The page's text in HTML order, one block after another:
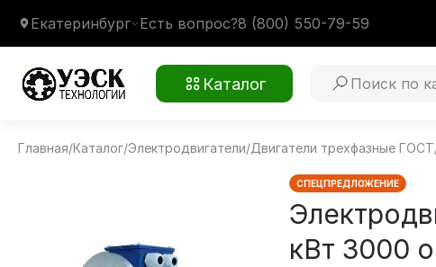
Екатеринбург Есть вопрос?8 (800) 550-79-59
Каталог
5АИ90L2 3,0 кВт 3000 об/мин
Главная/Каталог/Электродвигатели/Двигатели трехфазные ГОСТ
СПЕЦПРЕДЛОЖЕНИЕ
кВт 3000